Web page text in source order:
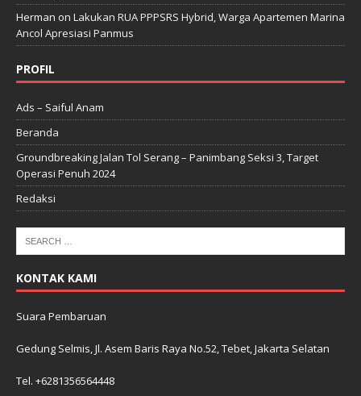
Herman on Lakukan RUA PPPSRS Hybrid, Warga Apartemen Marina
Ancol Apresiasi Panmus
PROFIL
Ads – Saiful Anam
Beranda
Groundbreaking Jalan Tol Serang – Panimbang Seksi 3, Target
Operasi Penuh 2024
Redaksi
KONTAK KAMI
Suara Pembaruan
Gedung Selmis, Jl. Asem Baris Raya No.52, Tebet, Jakarta Selatan
Tel. +6281356564448